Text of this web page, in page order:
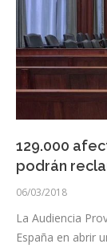
129.000
podrán
06/03/2018
La Audiencia
España en abrir